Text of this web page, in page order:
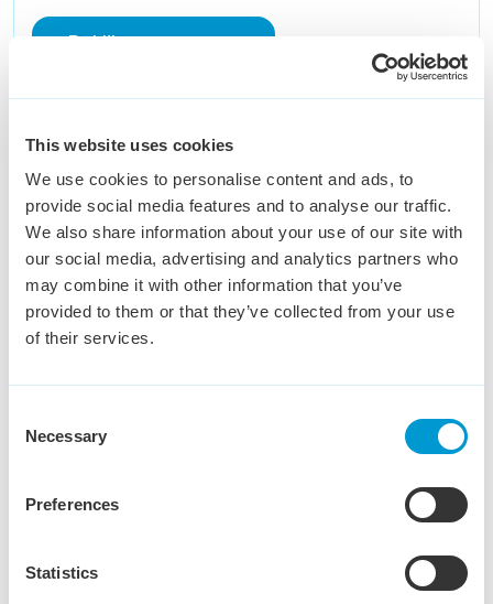
This website uses cookies
We use cookies to personalise content and ads, to
provide social media features and to analyse our traffic.
We also share information about your use of our site with
our social media, advertising and analytics partners who
may combine it with other information that you’ve
provided to them or that they’ve collected from your use
of their services.
Selection
Necessary
Preferences
Statistics
Bekijk vacature
Inside Accountmanager
Frans
Den Bosch € 3,500 - € 4,000 32 - 40 uur
Ambitie, eigenaarschap en groei. Dat is waar deze rol
om draait. Je krijgt de ruimte om jouw markt te
ontwikkelen en mee te bouwen aan een team dat elke
Customer Service German